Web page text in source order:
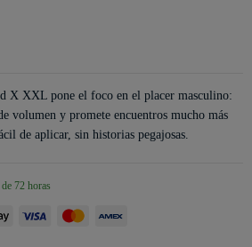
X XXL pone el foco en el placer masculino:
volumen y promete encuentros mucho más
de aplicar, sin historias pegajosas.
72 horas